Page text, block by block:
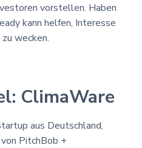
vorstellen. Haben
kann helfen, Interesse
wecken.
ClimaWare
aus Deutschland,
PitchBob +